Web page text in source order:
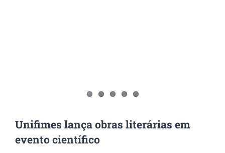
Unifimes lança obras literárias em
evento científico